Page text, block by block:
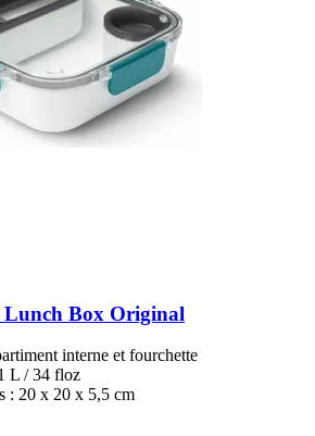
Lunch Box Original
interne et fourchette
L / 34 floz
: 20 x 20 x 5,5 cm